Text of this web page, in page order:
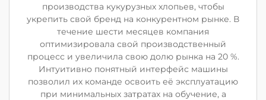
производства кукурузных хлопьев, чтобы
укрепить свой бренд на конкурентном рынке. В
течение шести месяцев компания
оптимизировала свой производственный
процесс и увеличила свою долю рынка на 20 %.
Интуитивно понятный интерфейс машины
позволил их команде освоить её эксплуатацию
при минимальных затратах на обучение, а